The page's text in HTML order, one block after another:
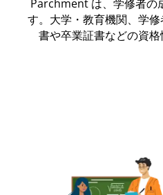
Parchment は、学修者の
す。大学・教育機関、学
書や卒業証書などの資